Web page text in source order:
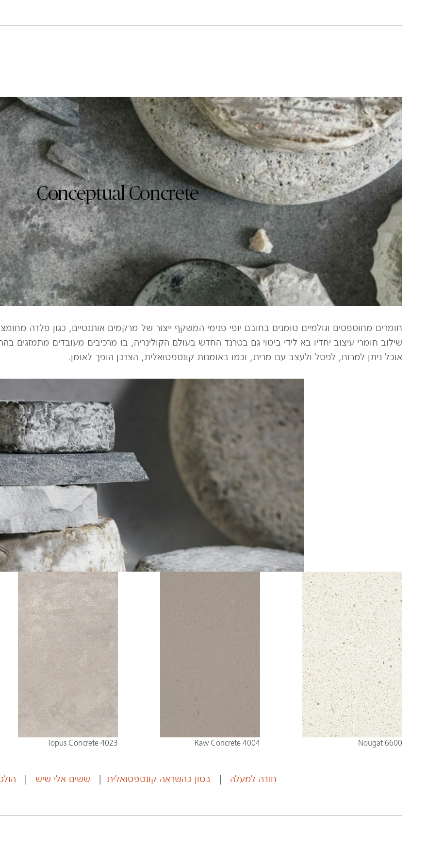
Conceptual Concrete
חומרים מחוספסים וגולמיים טומנים בחובם יופי פנימי המשקף ייצור של מרקמים אותנטיים, כגון פלדה
שילוב חומרי עיצוב יחדיו בא לידי ביטוי גם בטרנד החדש בעולם הקולינריה, בו מרכיבים מעובדים מתמזגים
אוכל ניתן למרוח, לפסל ולעצב עם מרית, וכמו באומנות קונספטואלית, הצרכן הופך לאומן.
6600 Nougat
4004 Raw Concrete
4023 Topus Concrete
חזרה למעלה | בטון כהשראה קונספטואלית | ששים אלי שיש |